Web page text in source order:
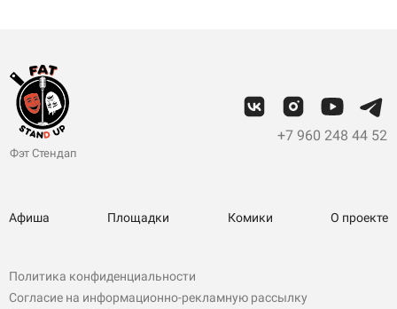
Фэт Стендап
+7 960 248 44 52
Афиша Площадки Комики О проекте
Политика конфиденциальности
Согласие на информационно-рекламную рассылку